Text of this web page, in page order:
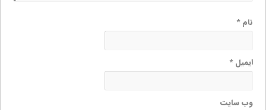
نام*
ایمیل*
وب‌ سایت